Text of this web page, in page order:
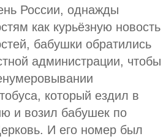
России, однажды
как курьёзную новость
бабушки обратились
администрации, чтобы
который ездил в
и возил бабушек по
И его номер был